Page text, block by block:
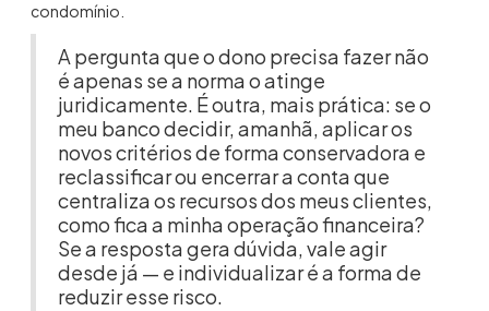
condomínio.
A pergunta que o dono precisa fazer não
é apenas se a norma o atinge
juridicamente. É outra, mais prática: se o
meu banco decidir, amanhã, aplicar os
novos critérios de forma conservadora e
reclassificar ou encerrar a conta que
centraliza os recursos dos meus clientes,
como fica a minha operação financeira?
Se a resposta gera dúvida, vale agir
desde já — e individualizar é a forma de
reduzir esse risco.